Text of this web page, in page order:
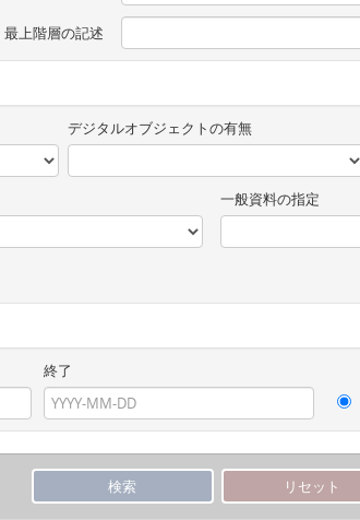
最上階層の記述
デジタルオブジェクトの有無
一般資料の指定
終了